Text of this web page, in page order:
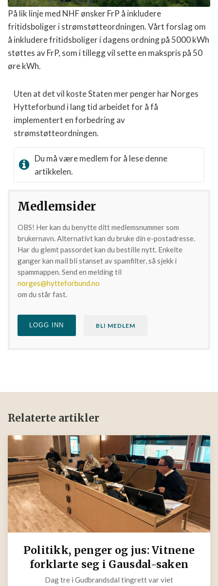
På lik linje med NHF ønsker FrP å inkludere
fritidsboliger i strømstøtteordningen. Vårt forslag om
å inkludere fritidsboliger i dagens ordning på 5000 kWh
støttes av FrP, som i tillegg vil sette en makspris på 50
øre kWh.
Uten at det vil koste Staten mer penger har Norges
Hytteforbund i lang tid arbeidet for å få
implementert en forbedring av
strømstøtteordningen.
Du må være medlem for å lese denne
artikkelen.
Medlemsider
OBS! Her kan du benytte ditt medlemsnummer som
brukernavn. Alternativt kan du bruke din e-postadresse.
Har du glemt passordet kan du bestille nytt. Enkelte
ganger kan mail bli stanset av spamfilter, så sjekk i
spammappen. Send en melding til
norges@hytteforbund.no
om du står fast.
LOGG INN BLI MEDLEM
Relaterte artikler
Politikk, penger og jus: Vitnene
forklarte seg i Gausdal-saken
Dag tre i Gudbrandsdal tingrett var viet